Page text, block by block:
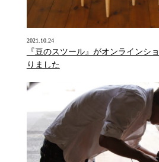
2021.10.24
『豆のスツール』がオンラインシ
りました